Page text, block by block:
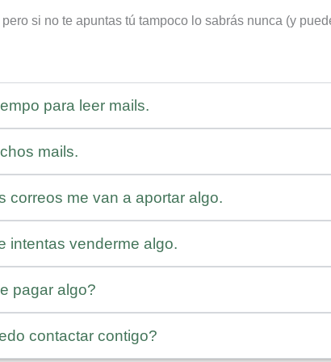
pero si no te apuntas tú tampoco lo sabrás nunca (y
para leer mails.
mails.
correos me van a aportar algo.
intentas venderme algo.
pagar algo?
contactar contigo?